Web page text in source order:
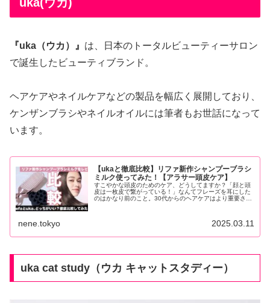
『uka（ウカ）』 は、日本のトータルビューティーサロン
で誕生したビューティブランド。
ヘアケアやネイルケアなどの製品を幅広く展開しており、
ケンザンブラシやネイルオイルには筆者もお世話になって
います。
【ukaと徹底比較】リファ新作シャンプーブラシ
ミルク使ってみた！【アラサー頭皮ケア】
すこやかな頭皮のためのケア、どうしてますか？「顔と頭
皮は一枚皮で繋がっている！」なんてフレーズを耳にした
のはかなり前のこと。30代からのヘアケアはより重要さを
nene.tokyo 2025.03.11
uka cat study（ウカ キャットスタディー）